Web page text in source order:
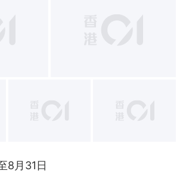
8月31日